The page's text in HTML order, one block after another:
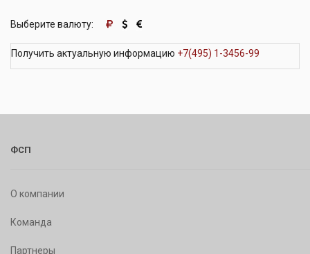
Выберите валюту:
Получить актуальную информацию +7(495) 1-3456-99
ФСП
О компании
Команда
Партнеры